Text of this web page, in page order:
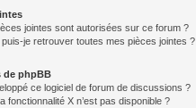
jointes sont autorisées sur ce forum ?
puis-je retrouver toutes mes pièces jointes ?
de phpBB
ce logiciel de forum de discussions ?
fonctionnalité X n’est pas disponible ?